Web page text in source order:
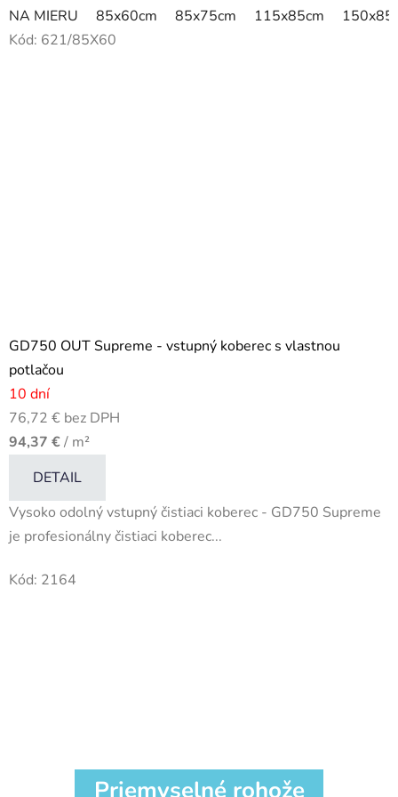
NA MIERU 85x60cm 85x75cm 115x85cm
Kód: 621/85X60
GD750 OUT Supreme - vstupný koberec s vlastnou
potlačou
10 dní
76,72 € bez DPH
94,37 €/ m²
DETAIL
Vysoko odolný vstupný čistiaci koberec - GD750 Supreme
je profesionálny čistiaci koberec...
Kód: 2164
Priemyselné rohože